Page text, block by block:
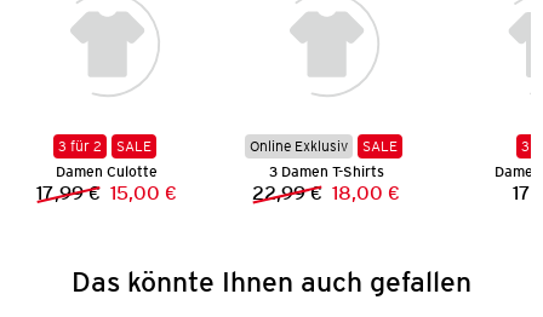
3 für 2
SALE
Damen Culotte
Vorheriger Preis:
17,99 € Neuer Preis:
15,00 €
Online Exklusiv
SALE
3 Damen T-Shirts
Vorheriger Preis:
22,99 € Neuer Preis:
18,00 €
3
Das könnte Ihnen auch gefallen